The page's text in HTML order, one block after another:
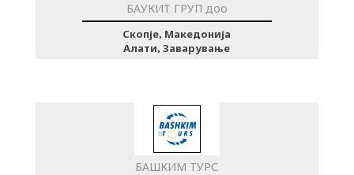
БАУКИТ ГРУП доо
Скопје, Македонија
Алати, Заварување
БАШКИМ ТУРС